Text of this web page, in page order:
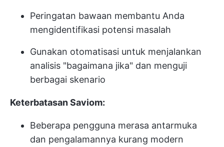
Peringatan bawaan membantu Anda
mengidentifikasi potensi masalah
Gunakan otomatisasi untuk menjalankan
analisis "bagaimana jika" dan menguji
berbagai skenario
Keterbatasan Saviom:
Beberapa pengguna merasa antarmuka
dan pengalamannya kurang modern